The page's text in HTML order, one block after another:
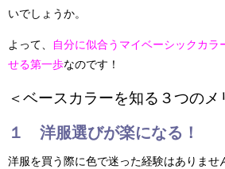
いでしょうか。
よって、
自分に似合うマイベーシックカラ
せる第一歩なのです！
＜ベースカラーを知る３つのメ
１ 洋服選びが楽になる！
洋服を買う際に色で迷った経験はありませ